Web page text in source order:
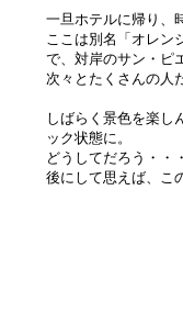
一旦ホテルに帰り、
ここは別名「オレン
で、対岸のサン・ピ
次々とたくさんの人
しばらく景色を楽し
ック状態に。
どうしてだろう・・
後にして思えば、こ